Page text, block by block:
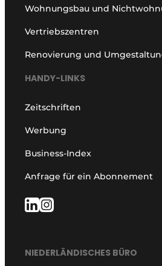
Wohnungsbau und
Vertriebszentren
Renovierung und
HANDY-LINKS
Zeitschriften
Werbung
Business-Index
Anfrage für ein Abonnement
NIEDERLÄNDISCHES BÜRO